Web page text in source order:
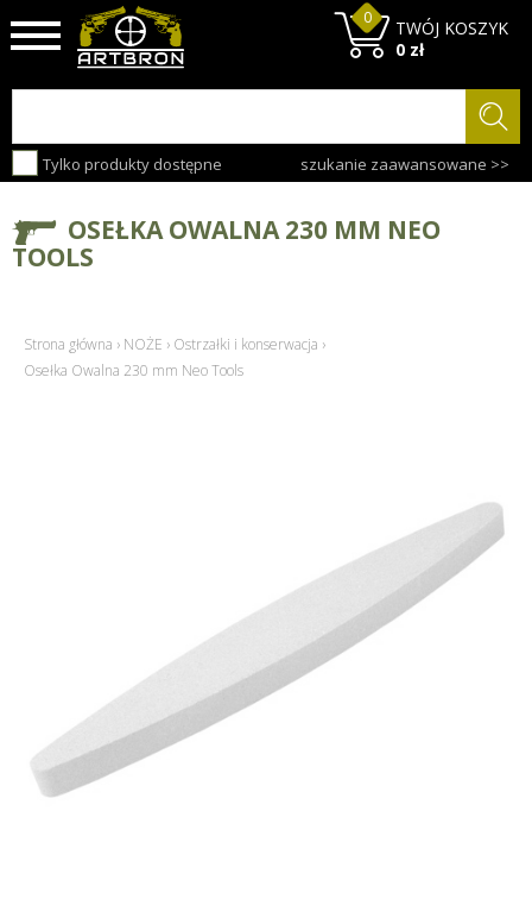
Tylko produkty dostępne szukanie zaawansowane >>
TWÓJ KOSZYK
0
0 zł
OSEŁKA OWALNA 230 MM NEO
TOOLS
Strona główna › NOŻE › Ostrzałki i konserwacja ›
Osełka Owalna 230 mm Neo Tools